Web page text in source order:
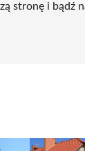
stronę i bądź